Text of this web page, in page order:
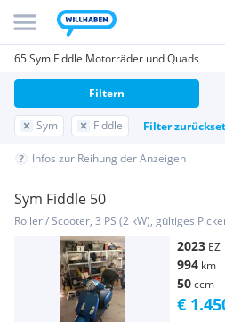
65 Sym Fiddle Motorräder und Quads
Sym Fiddle Filter
Filtern
Infos zur Reihung der Anzeigen
Sym Fiddle 50
Roller / Scooter, 3 PS (2 kW), gültiges
2023 EZ
994 km
50ccm
€